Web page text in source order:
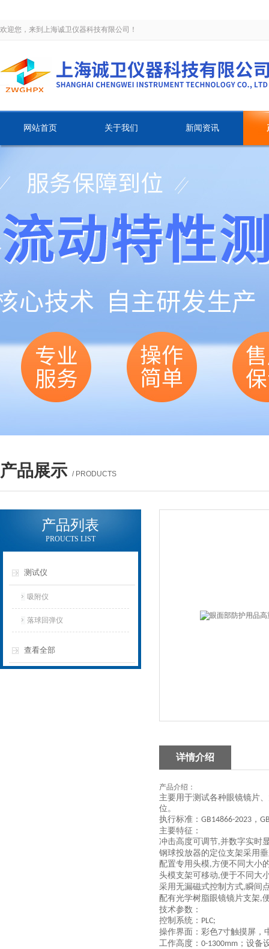
欢迎您，来到上海诚卫仪器科技有限公司！
网站首页 关于我们 新闻资讯
产品展示 / PRODUCTS
产品列表
PROUCTS LIST
测试仪
吸附仪
落球回弹仪
查看全部
详情介绍
产品介绍：
主要用于测试各种眼镜镜片
位。
执行标准： GB14866-2023 ，
主要特征 ：
冲击高度可调节,并数字实时
钢球投放器的定位支架采用
配置专用头模,方便不同大小
头模支架可移动,便于不同大
采用无漏磁式控制方式,瞬间
配有光学树脂眼镜镜片支架,
技术参数：
控制系统： PLC;
操作界面：彩色7寸触摸屏，
工作高度： 0-1300mm ；设备